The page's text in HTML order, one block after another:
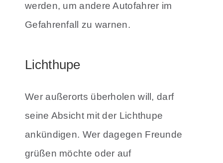
werden, um andere Autofahrer im
Gefahrenfall zu warnen.
Lichthupe
Wer außerorts überholen will, darf
seine Absicht mit der Lichthupe
ankündigen. Wer dagegen Freunde
grüßen möchte oder auf